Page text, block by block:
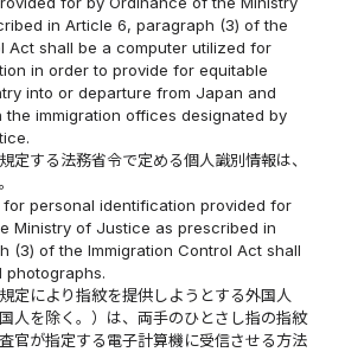
in Article 6, paragraph (3) of the
Act shall be a computer utilized for
in order to provide for equitable
into or departure from Japan and
the immigration offices designated by
定する法務省令で定める個人識別情報は、
personal identification provided for
Ministry of Justice as prescribed in
(3) of the Immigration Control Act shall
photographs.
定により指紋を提供しようとする外国人
人を除く。）は、両手のひとさし指の指紋
官が指定する電子計算機に受信させる方法